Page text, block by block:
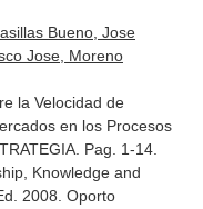
Bueno, Jose
Jose, Moreno
la Velocidad de
en los Procesos
Pag. 1-14.
Knowledge and
2008. Oporto